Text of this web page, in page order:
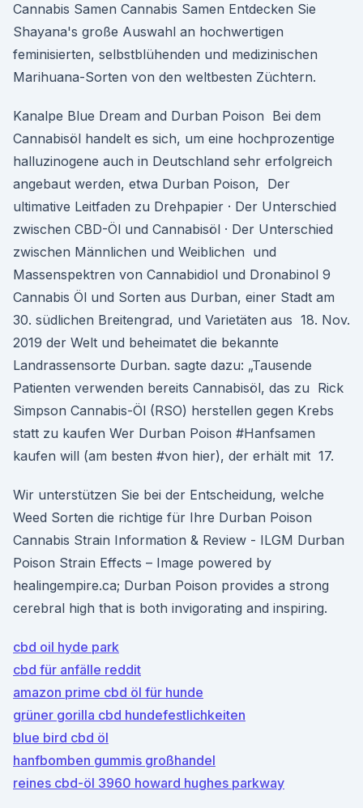
Cannabis Samen Cannabis Samen Entdecken Sie
Shayana's große Auswahl an hochwertigen
feminisierten, selbstblühenden und medizinischen
Marihuana-Sorten von den weltbesten Züchtern.
Kanalpe Blue Dream and Durban Poison Bei dem
Cannabisöl handelt es sich, um eine hochprozentige
halluzinogene auch in Deutschland sehr erfolgreich
angebaut werden, etwa Durban Poison, Der
ultimative Leitfaden zu Drehpapier · Der Unterschied
zwischen CBD-Öl und Cannabisöl · Der Unterschied
zwischen Männlichen und Weiblichen und
Massenspektren von Cannabidiol und Dronabinol 9
Cannabis Öl und Sorten aus Durban, einer Stadt am
30. südlichen Breitengrad, und Varietäten aus 18. Nov.
2019 der Welt und beheimatet die bekannte
Landrassensorte Durban. sagte dazu: „Tausende
Patienten verwenden bereits Cannabisöl, das zu Rick
Simpson Cannabis-Öl (RSO) herstellen gegen Krebs
statt zu kaufen Wer Durban Poison #Hanfsamen
kaufen will (am besten #von hier), der erhält mit 17.
Wir unterstützen Sie bei der Entscheidung, welche
Weed Sorten die richtige für Ihre Durban Poison
Cannabis Strain Information & Review - ILGM Durban
Poison Strain Effects – Image powered by
healingempire.ca; Durban Poison provides a strong
cerebral high that is both invigorating and inspiring.
cbd oil hyde park
cbd für anfälle reddit
amazon prime cbd öl für hunde
grüner gorilla cbd hundefestlichkeiten
blue bird cbd öl
hanfbomben gummis großhandel
reines cbd-öl 3960 howard hughes parkway